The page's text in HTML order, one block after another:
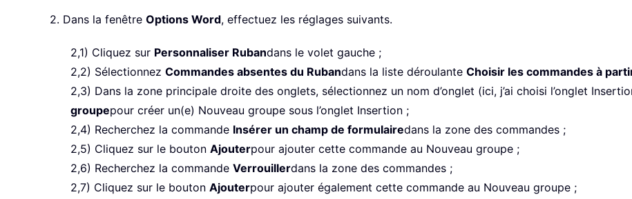
2. Dans la fenêtre Options Word, effectuez les réglages suivants.
2,1) Cliquez sur Personnaliser Rubandans le volet gauche ;
2,2) Sélectionnez Commandes absentes du Rubandans la liste déroulante Choisir les commandes à
2,3) Dans la zone principale droite des onglets, sélectionnez un nom d’onglet (ici, j’ai choisi l’onglet
groupepour créer un(e) Nouveau groupe sous l’onglet Insertion ;
2,4) Recherchez la commande Insérer un champ de formulairedans la zone des commandes ;
2,5) Cliquez sur le bouton Ajouterpour ajouter cette commande au Nouveau groupe ;
2,6) Recherchez la commande Verrouillerdans la zone des commandes ;
2,7) Cliquez sur le bouton Ajouterpour ajouter également cette commande au Nouveau groupe ;